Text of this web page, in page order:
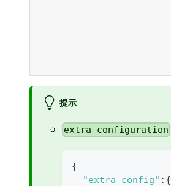
提示
extra_configuration
{
"extra_config" : {